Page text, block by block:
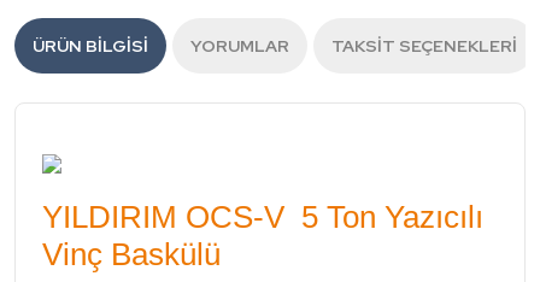
ÜRÜN BILGISI YORUMLAR TAKSIT SEÇENEKLERI
YILDIRIM OCS-V 5 Ton Yazıcılı
Vinç Baskülü